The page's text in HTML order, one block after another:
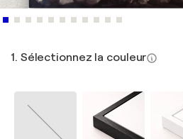
1. Sélectionnez la couleur